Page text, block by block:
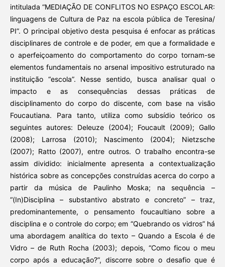
intitulada “MEDIAÇÃO DE CONFLITOS NO ESPAÇO ESCOLAR:
linguagens de Cultura de Paz na escola pública de Teresina/
PI”. O principal objetivo desta pesquisa é enfocar as práticas
disciplinares de controle e de poder, em que a formalidade e
o aperfeiçoamento do comportamento do corpo tornam-se
elementos fundamentais no arsenal impositivo estruturado na
instituição “escola”. Nesse sentido, busca analisar qual o
impacto e as consequências dessas práticas de
disciplinamento do corpo do discente, com base na visão
Foucautiana. Para tanto, utiliza como subsídio teórico os
seguintes autores: Deleuze (2004); Foucault (2009); Gallo
(2008); Larrosa (2010); Nascimento (2004); Nietzsche
(2007); Ratto (2007), entre outros. O trabalho encontra-se
assim dividido: inicialmente apresenta a contextualização
histórica sobre as concepções construídas acerca do corpo a
partir da música de Paulinho Moska; na sequência –
“(In)Disciplina – substantivo abstrato e concreto” – traz,
predominantemente, o pensamento foucaultiano sobre a
disciplina e o controle do corpo; em “Quebrando os vidros” há
uma abordagem analítica do texto – Quando a Escola é de
Vidro – de Ruth Rocha (2003); depois, “Como ficou o meu
corpo após a educação?”, discorre sobre o desafio que é